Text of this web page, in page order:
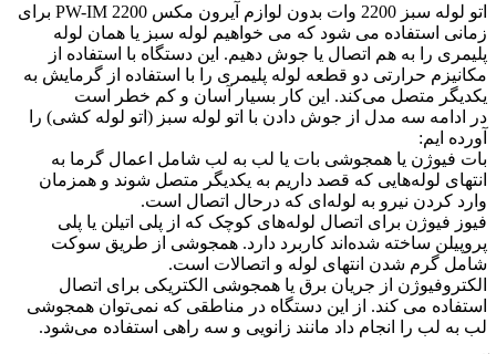
اتو لوله سبز 2200 وات بدون لوازم آیرون مکس PW-IM 2200 برای
زمانی استفاده می شود که می خواهیم لوله سبز یا همان لوله
پلیمری را به هم اتصال یا جوش دهیم. این دستگاه با استفاده از
مکانیزم حرارتی دو قطعه لوله پلیمری را با استفاده از گرمایش به
یکدیگر متصل می‌کند. این کار بسیار آسان و کم خطر است
در ادامه سه مدل از جوش دادن با اتو لوله سبز (اتو لوله کشی) را
آورده ایم:
بات فیوژن یا همجوشی بات یا لب به لب شامل اعمال گرما به
انتهای لوله‌هایی که قصد داریم به یکدیگر متصل شوند و همزمان
وارد کردن نیرو به لوله‌ای که درحال اتصال است.
فیوز فیوژن برای اتصال لوله‌های کوچک که از پلی اتیلن یا پلی
پروپیلن ساخته شده‌اند کاربرد دارد. همجوشی از طریق سوکت
شامل گرم شدن انتهای لوله و اتصالات است.
الکتروفیوژن از جریان برق یا همجوشی الکتریکی برای اتصال
استفاده می‌ کند. از این دستگاه در مناطقی که نمی‌توان همجوشی
لب به لب را انجام داد مانند زانویی و سه راهی استفاده می‌شود.